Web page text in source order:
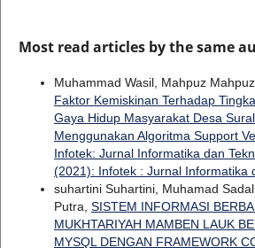
Most read articles by the same
Muhammad Wasil, Mahpuz Mahpuz,
Faktor Kemiskinan Terhadap
Gaya Hidup Masyarakat Desa
Menggunakan Algoritma Support
Infotek: Jurnal Informatika dan
(2021): Infotek : Jurnal Informatika
suhartini Suhartini, Muhamad
Putra, SISTEM INFORMASI
MUKHTARIYAH MAMBEN LAUK
MYSQL DENGAN FRAMEWORK